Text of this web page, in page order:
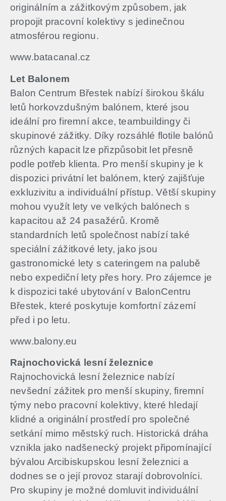
originálním a zážitkovým způsobem, jak
propojit pracovní kolektivy s jedinečnou
atmosférou regionu.
www.batacanal.cz
Let Balonem
Balon Centrum Břestek nabízí širokou škálu
letů horkovzdušným balónem, které jsou
ideální pro firemní akce, teambuildingy či
skupinové zážitky.​ Díky rozsáhlé flotile balónů
různých kapacit lze přizpůsobit let přesně
podle potřeb klienta. Pro menší skupiny je k
dispozici privátní let balónem, který zajišťuje
exkluzivitu a individuální přístup. Větší skupiny
mohou využít lety ve velkých balónech s
kapacitou až 24 pasažérů. Kromě
standardních letů společnost nabízí také
speciální zážitkové lety, jako jsou
gastronomické lety s cateringem na palubě
nebo expediční lety přes hory. Pro zájemce je
k dispozici také ubytování v BalonCentru
Břestek, které poskytuje komfortní zázemí
před i po letu.
www.balony.eu
Rajnochovická lesní železnice
Rajnochovická lesní železnice nabízí
nevšední zážitek pro menší skupiny, firemní
týmy nebo pracovní kolektivy, které hledají
klidné a originální prostředí pro společné
setkání mimo městský ruch.​ Historická dráha
vznikla jako nadšenecký projekt připomínající
bývalou Arcibiskupskou lesní železnici ​a
dodnes se o její provoz starají dobrovolníci.​
Pro skupiny je možné domluvit individuální